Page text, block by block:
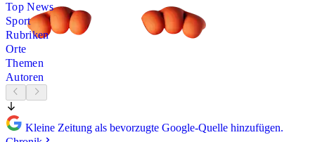
Top News
Sport
Rubriken
Orte
Themen
Autoren
Kleine Zeitung als bevorzugte Google-Quelle hinzufügen.